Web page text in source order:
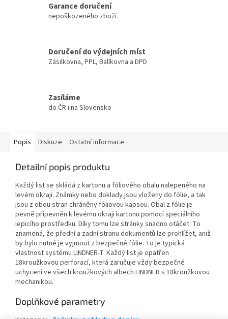
Garance doručení
nepoškozeného zboží
Doručení do výdejních míst
Zásilkovna, PPL, Balíkovna a DPD
Zasíláme
do ČR i na Slovensko
Popis Diskuze Ostatní informace
Detailní popis produktu
Každý list se skládá z kartonu a fóliového obalu nalepeného na
levém okraji. Známky nebo doklady jsou vloženy do fólie, a tak
jsou z obou stran chráněny fóliovou kapsou. Obal z fólie je
pevně připevněn k levému okraji kartonu pomocí speciálního
lepicího prostředku. Díky tomu lze stránky snadno otáčet. To
znamená, že přední a zadní stranu dokumentů lze prohlížet, aniž
by bylo nutné je vyjmout z bezpečné fólie. To je typická
vlastnost systému LINDNER-T. Každý list je opatřen
18kroužkovou perforací, která zaručuje vždy bezpečné
uchycení ve všech kroužkových albech LINDNER s 18kroužkovou
mechanikou.
Doplňkové parametry